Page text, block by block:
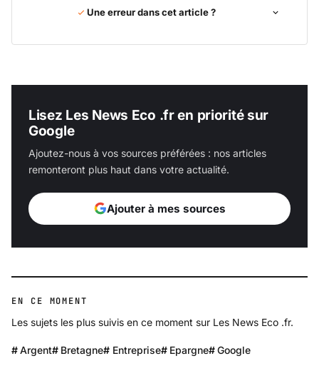
Une erreur dans cet article ?
Lisez Les News Eco .fr en priorité sur
Google
Ajoutez-nous à vos sources préférées : nos articles
remonteront plus haut dans votre actualité.
Ajouter à mes sources
EN CE MOMENT
Les sujets les plus suivis en ce moment sur Les News Eco .fr.
Argent Bretagne Entreprise Epargne Google